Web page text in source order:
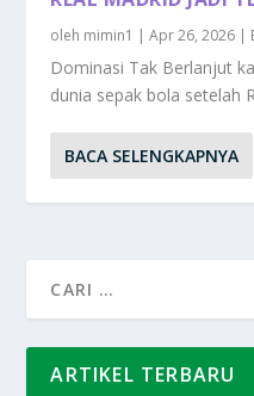
oleh mimin1 |Apr 26, 2026 |
Dominasi Tak Berlanjut
dunia sepak bola setelah
BACA SELENGKAPNYA
ARTIKEL TERBARU